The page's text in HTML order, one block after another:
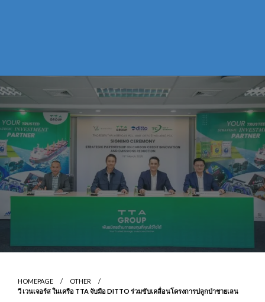
HOMEPAGE
OTHER
วี เวนเจอร์ส ในเครือ TTA จับมือ DITTO ร่วมขับเคลื่อนโครงการปลูกป่าชายเลน